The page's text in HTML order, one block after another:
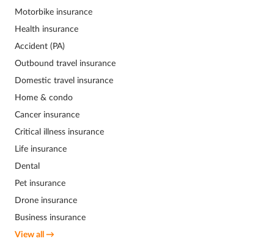
Motorbike insurance
Health insurance
Accident (PA)
Outbound travel insurance
Domestic travel insurance
Home & condo
Cancer insurance
Critical illness insurance
Life insurance
Dental
Pet insurance
Drone insurance
Business insurance
View all →